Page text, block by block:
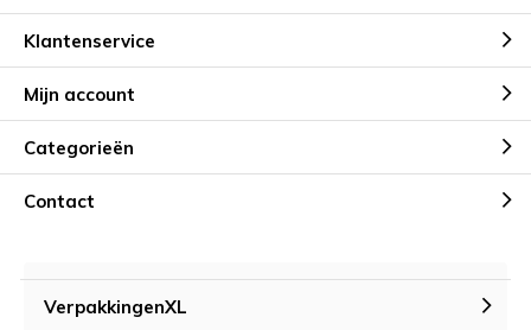
Klantenservice
Mijn account
Categorieën
Contact
VerpakkingenXL